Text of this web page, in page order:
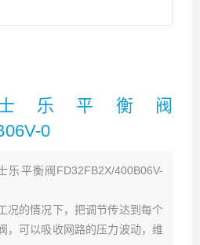
士乐平衡阀
0
乐平衡阀FD32FB2X/400B06V-
况的情况下，把调节传达到每个
，可以吸收网路的压力波动，维